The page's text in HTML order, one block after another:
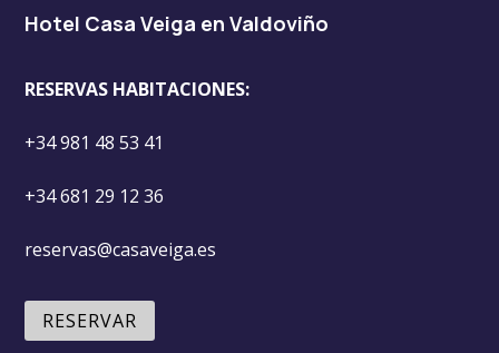
Hotel Casa Veiga en Valdoviño
RESERVAS HABITACIONES:
+34 981 48 53 41
+34 681 29 12 36
reservas@casaveiga.es
RESERVAR